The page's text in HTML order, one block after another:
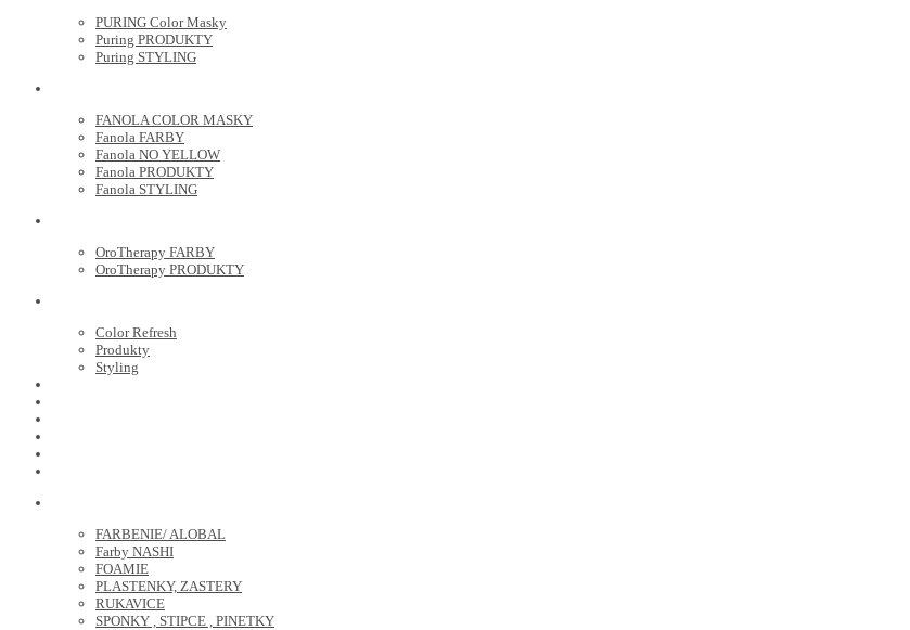
PURING Color Masky
Puring PRODUKTY
Puring STYLING
FANOLA COLOR MASKY
Fanola FARBY
Fanola NO YELLOW
Fanola PRODUKTY
Fanola STYLING
OroTherapy FARBY
OroTherapy PRODUKTY
Color Refresh
Produkty
Styling
FARBENIE/ ALOBAL
Farby NASHI
FOAMIE
PLASTENKY, ZASTERY
RUKAVICE
SPONKY , STIPCE , PINETKY